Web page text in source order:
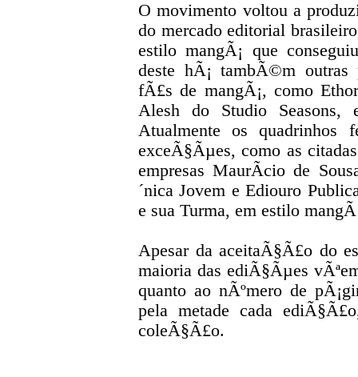
O movimento voltou a
do mercado editorial
estilo mangÃ¡ que
deste hÃ¡ tambÃ©m outras
fÃ£s de mangÃ¡, como
Alesh do Studio Seasons,
Atualmente os quadrinhos
exceÃ§Ãµes, como as
empresas MaurÃ­cio de
´nica Jovem e Ediouro
e sua Turma, em estilo
Apesar da aceitaÃ§Ã£o do
maioria das ediÃ§Ãµes
quanto ao nÃºmero de
pela metade cada
coleÃ§Ã£o.